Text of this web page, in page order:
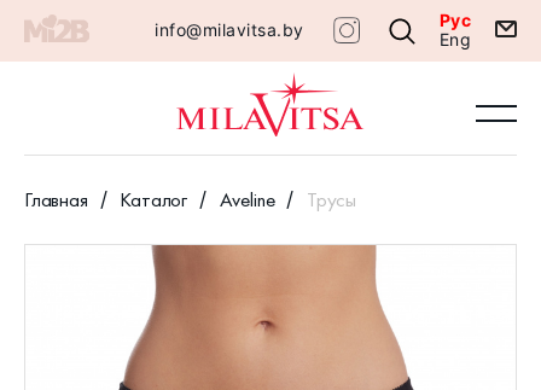
info@milavitsa.by
Рус
Eng
Главная Каталог Aveline Трусы